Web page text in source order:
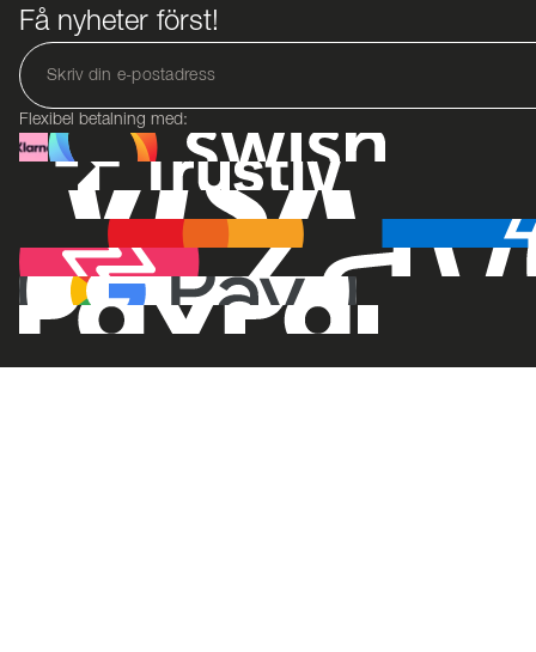
Få nyheter först!
Flexibel betalning med: